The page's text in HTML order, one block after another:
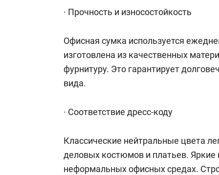
· Прочность и износостойкость
Офисная сумка используется
изготовлена из качественных
фурнитуру. Это гарантирует
вида.
· Соответствие дресс-коду
Классические нейтральные цвета
деловых костюмов и платьев.
неформальных офисных средах.